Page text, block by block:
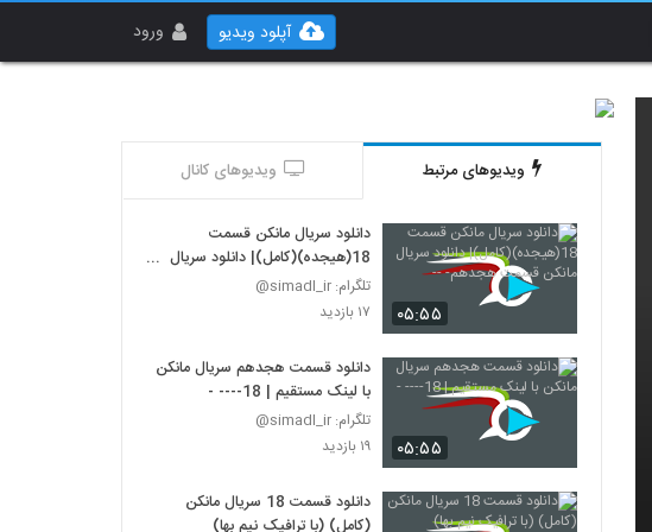
ورود آپلود ویدیو
ویدیوهای مرتبط ویدیوهای کانال
۰۵:۵۵
دانلود سریال مانکن قسمت
18(هیجده)(کامل)| دانلود سریال
مانکن قسمت هجدهم- --
تلگرام: simadl_ir@
۱۷ بازدید
۰۵:۵۵
دانلود قسمت هجدهم سریال مانکن
با لینک مستقیم | 18---- -
تلگرام: simadl_ir@
۱۹ بازدید
دانلود قسمت 18 سریال مانکن
(کامل) (با ترافیک نیم بها)